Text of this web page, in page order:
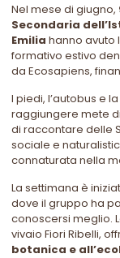
Nel mese di giugno,
Secondaria
Emilia hanno avuto
formativo estivo
da Ecosapiens,
I piedi, l’autobus e
raggiungere mete
di raccontare delle
sociale e
connaturata nella
La settimana è
dove il gruppo ha
conoscersi meglio.
vivaio Fiori Ribelli,
botanica e